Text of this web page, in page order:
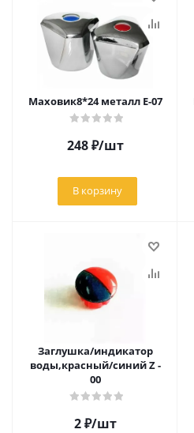
Маховик8*24 металл Е-07
248₽/шт
В корзину
Заглушка/индикатор
воды,красный/синий Z -
00
2₽/шт